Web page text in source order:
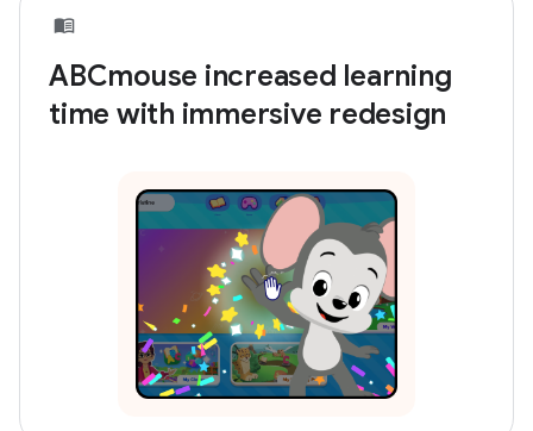
ABCmouse increased learning
time with immersive redesign